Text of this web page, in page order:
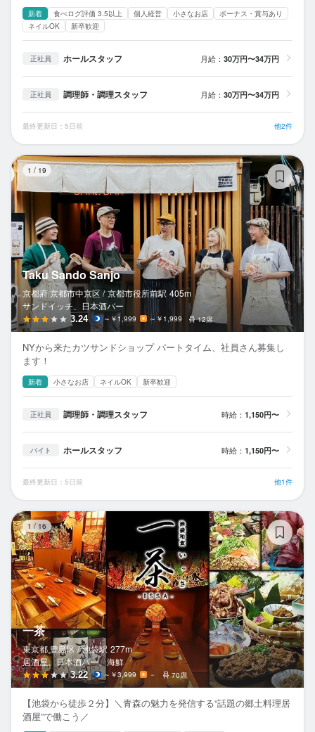
新着 食べログ評価 3.5以上 個人経営 小さなお店
ボーナス・賞与あり
ネイルOK
新卒歓迎
正社員 ホールスタッフ 月給： 30万円〜34万円
正社員 調理師・調理スタッフ 月給： 30万円〜34万円
最終更新日：5日前 他2件
1 / 19
Taku Sando Sanjo
京都府 京都市中京区 / 京都市役所前駅 405m
サンドイッチ、日本酒バー
3.24 ～￥1,999 ～￥1,999 12席
NYから来たカツサンドショップ パートタイム、社員さん募集し
ます！
新着 小さなお店 ネイルOK 新卒歓迎
正社員 調理師・調理スタッフ 時給： 1,150円〜
バイト ホールスタッフ 時給： 1,150円〜
最終更新日：5日前 他1件
1 / 16
一茶
東京都 豊島区 / 池袋駅 277m
居酒屋、日本酒バー、海鮮
3.22 ～￥3,999 － 70席
【池袋から徒歩２分】＼青森の魅力を発信する“話題の郷土料理居
酒屋”で働こう／